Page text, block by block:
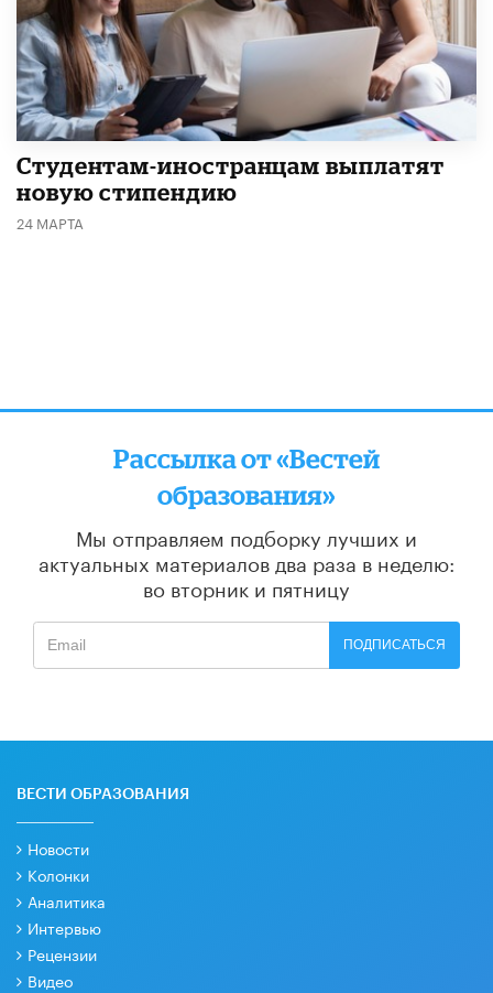
Студентам-иностранцам выплатят
новую стипендию
24 МАРТА
Рассылка от «Вестей
образования»
Мы отправляем подборку лучших и
актуальных материалов два раза в неделю:
во вторник и пятницу
ПОДПИСАТЬСЯ
ВЕСТИ ОБРАЗОВАНИЯ
Новости
Колонки
Аналитика
Интервью
Рецензии
Видео